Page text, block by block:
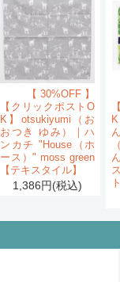
【30%OFF】
【クリックポストO
K】otsukiyumi（お
おつき ゆみ）｜ハ
ンカチ "House（ホ
ース）" moss green
【テキスタイル】
1,386円(税込)